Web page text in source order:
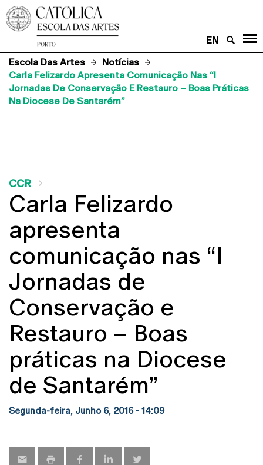
EN
Escola Das Artes
Notícias
Carla Felizardo Apresenta Comunicação Nas “I
Jornadas De Conservação E Restauro – Boas Práticas
Na Diocese De Santarém”
CCR
Carla Felizardo
apresenta
comunicação nas “I
Jornadas de
Conservação e
Restauro – Boas
práticas na Diocese
de Santarém”
Segunda-feira, Junho 6, 2016 - 14:09